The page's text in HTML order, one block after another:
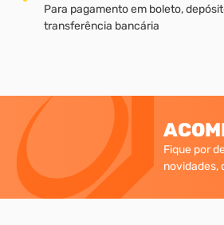
Para pagamento em boleto,
transferência bancária
Fique por
novidades,